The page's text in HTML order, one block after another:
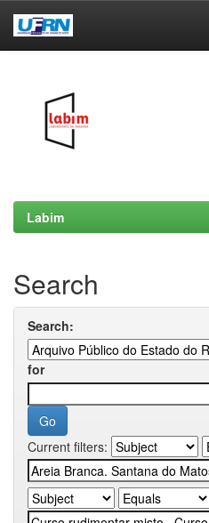
Labim
Search
Search:
for
Current filters: